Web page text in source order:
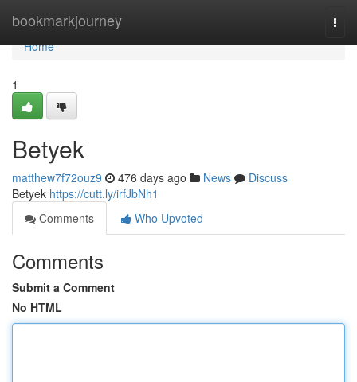
bookmarkjourney
Home
Home
1
Betyek
matthew7f72ouz9 476 days ago News
Discuss
Betyek https://cutt.ly/irfJbNh1
Comments
Who Upvoted
Comments
Submit a Comment
No HTML